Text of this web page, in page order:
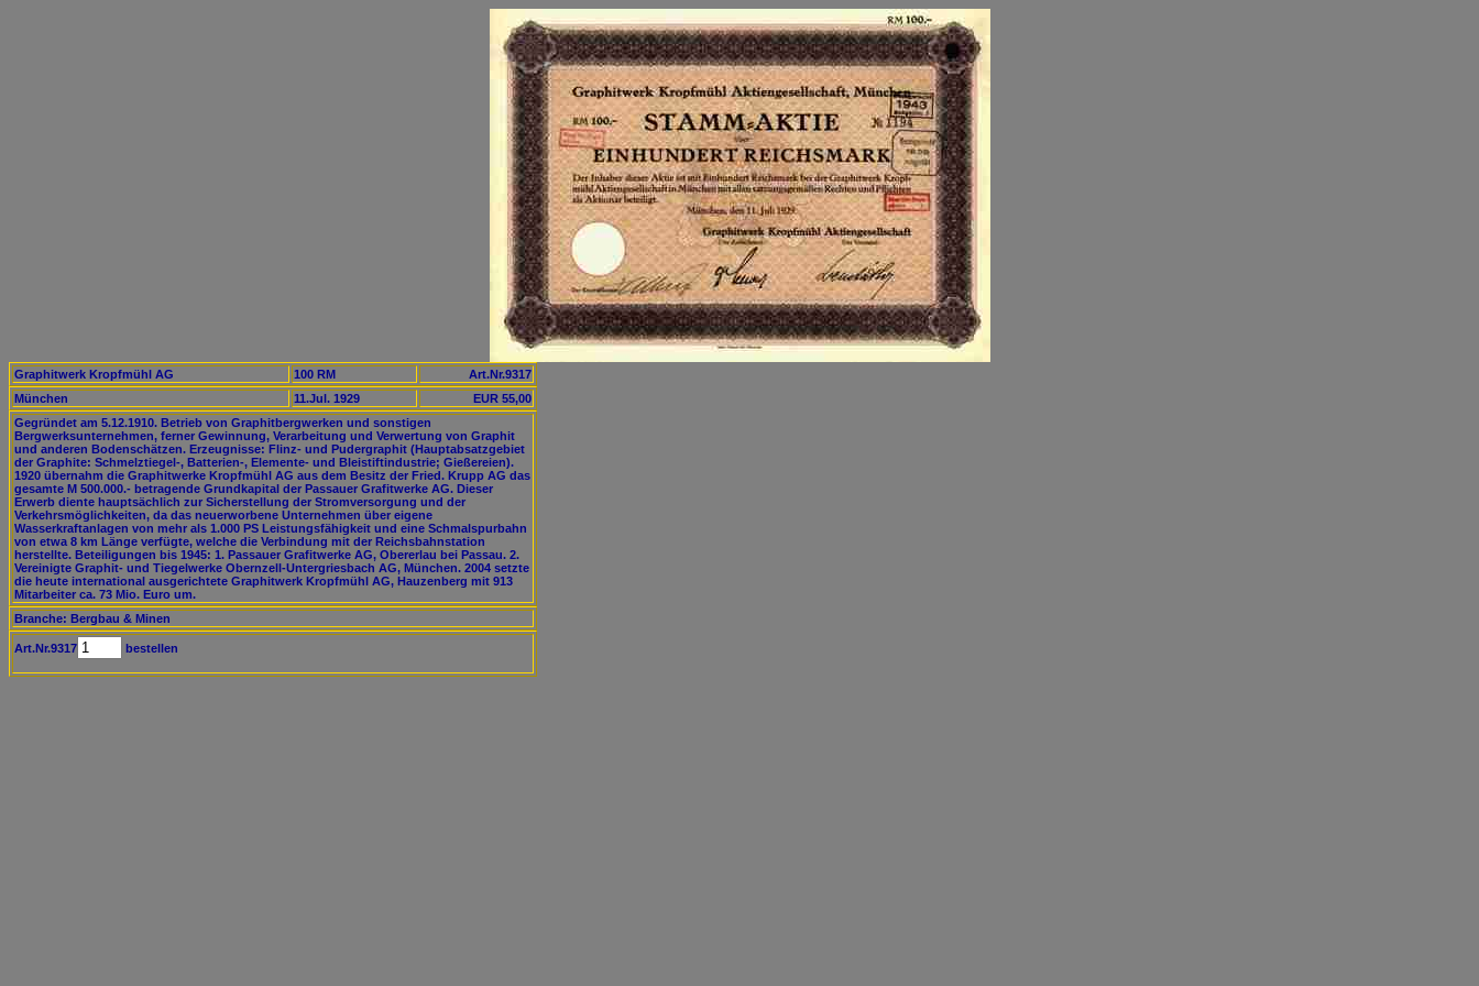
Graphitwerk Kropfmühl AG 100 RM
Art.Nr.9317
München
11.Jul. 1929
EUR 55,00
Gegründet am 5.12.1910. Betrieb von Graphitbergwerken und sonstigen
Bergwerksunternehmen, ferner Gewinnung, Verarbeitung und Verwertung von Graphit
und anderen Bodenschätzen. Erzeugnisse: Flinz- und Pudergraphit (Hauptabsatzgebiet
der Graphite: Schmelztiegel-, Batterien-, Elemente- und Bleistiftindustrie; Gießereien).
1920 übernahm die Graphitwerke Kropfmühl AG aus dem Besitz der Fried. Krupp AG das
gesamte M 500.000.- betragende Grundkapital der Passauer Grafitwerke AG. Dieser
Erwerb diente hauptsächlich zur Sicherstellung der Stromversorgung und der
Verkehrsmöglichkeiten, da das neuerworbene Unternehmen über eigene
Wasserkraftanlagen von mehr als 1.000 PS Leistungsfähigkeit und eine Schmalspurbahn
von etwa 8 km Länge verfügte, welche die Verbindung mit der Reichsbahnstation
herstellte. Beteiligungen bis 1945: 1. Passauer Grafitwerke AG, Obererlau bei Passau. 2.
Vereinigte Graphit- und Tiegelwerke Obernzell-Untergriesbach AG, München. 2004 setzte
die heute international ausgerichtete Graphitwerk Kropfmühl AG, Hauzenberg mit 913
Mitarbeiter ca. 73 Mio. Euro um.
Branche: Bergbau & Minen
Art.Nr.9317 bestellen